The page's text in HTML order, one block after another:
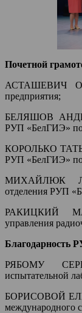
Почетной
АСТАШЕВИЧ
предприятия;
БЕЛЯШОВ
РУП «БелГИЭ» по
КОРОЛЬКО
РУП «БелГИЭ» по
МИХАЙЛЮК
отделения РУП
РАКИЦКИЙ
управления
Благодарность
РЯБОМУ
испытательной
БОРИСОВОЙ
международного